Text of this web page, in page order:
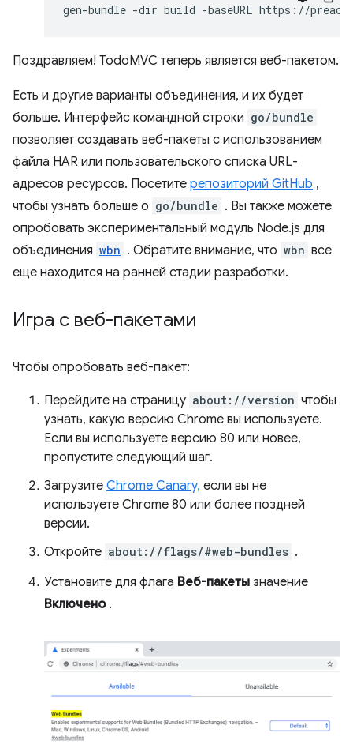
gen-bundle -dir build -baseURL https://preact-
Поздравляем! TodoMVC теперь является веб-пакетом.
Есть и другие варианты объединения, и их будет
больше. Интерфейс командной строки go/bundle
позволяет создавать веб-пакеты с использованием
файла HAR или пользовательского списка URL-
адресов ресурсов. Посетите репозиторий GitHub ,
чтобы узнать больше о go/bundle . Вы также можете
опробовать экспериментальный модуль Node.js для
объединения wbn . Обратите внимание, что wbn все
еще находится на ранней стадии разработки.
Игра с веб-пакетами
Чтобы опробовать веб-пакет:
Перейдите на страницу about://version чтобы
узнать, какую версию Chrome вы используете.
Если вы используете версию 80 или новее,
пропустите следующий шаг.
Загрузите Chrome Canary, если вы не
используете Chrome 80 или более поздней
версии.
Откройте about://flags/#web-bundles .
Установите для флага Веб-пакеты значение
Включено.